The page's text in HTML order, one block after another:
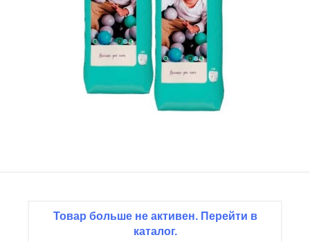
Товар больше не активен. Перейти в
каталог.